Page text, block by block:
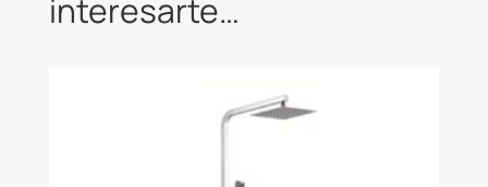
interesarte…